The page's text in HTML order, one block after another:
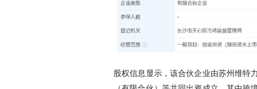
股权信息显示，该合伙企业由苏州维特